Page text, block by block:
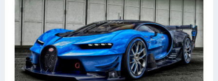
Самолеты
Корабли
Комплектующие
Тойота
Лодки